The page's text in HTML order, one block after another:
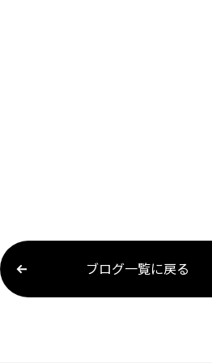
ブログ一覧に戻る